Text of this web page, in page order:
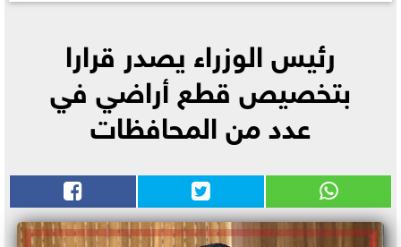
رئيس الوزراء يصدر قرارا
بتخصيص قطع أراضي في
عدد من المحافظات